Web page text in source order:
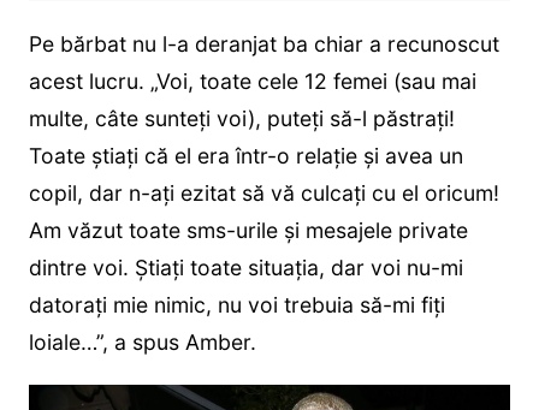
Pe bărbat nu l-a deranjat ba chiar a recunoscut
acest lucru. „Voi, toate cele 12 femei (sau mai
multe, câte sunteți voi), puteți să-l păstrați!
Toate știați că el era într-o relație și avea un
copil, dar n-ați ezitat să vă culcați cu el oricum!
Am văzut toate sms-urile și mesajele private
dintre voi. Știați toate situația, dar voi nu-mi
datorați mie nimic, nu voi trebuia să-mi fiți
loiale…”, a spus Amber.